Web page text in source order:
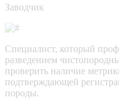
Заводчик
Специалист, который
разведением
проверить наличие
подтверждающей
породы.